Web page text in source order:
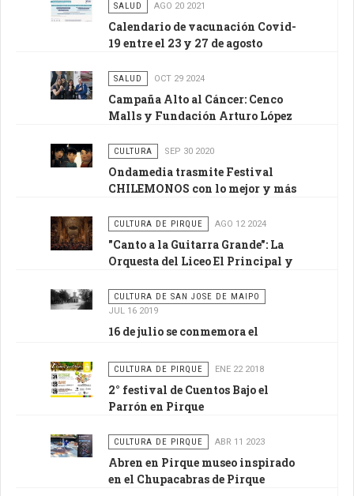
SALUD AGO 20 2021
Calendario de vacunación Covid-
19 entre el 23 y 27 de agosto
dosis
SALUD OCT 29 2024
Campaña Alto al Cáncer: Cenco
Malls y Fundación Arturo López
gratuitas en Pirque
CULTURA SEP 30 2020
Ondamedia trasmite Festival
CHILEMONOS con lo mejor y más
e internacional
CULTURA DE PIRQUE AGO 12 2024
"Canto a la Guitarra Grande": La
Orquesta del Liceo El Principal y
Brillan en la Catedral de Santiago
CULTURA DE SAN JOSE DE MAIPO
JUL 16 2019
16 de julio se conmemora el
CULTURA DE PIRQUE ENE 22 2018
2° festival de Cuentos Bajo el
Parrón en Pirque
CULTURA DE PIRQUE ABR 11 2023
Abren en Pirque museo inspirado
en el Chupacabras de Pirque